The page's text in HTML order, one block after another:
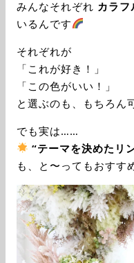
みんなそれぞれ カラ
いるんです
それぞれが
「これが好き！」
「この色がいい！」
と選ぶのも、もちろん
でも実は……
“テーマを決めたリ
も、と〜ってもおすす